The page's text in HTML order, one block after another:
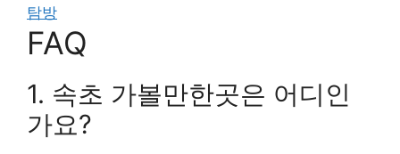
탐방
FAQ
1. 속초 가볼만한곳은 어디인
가요?